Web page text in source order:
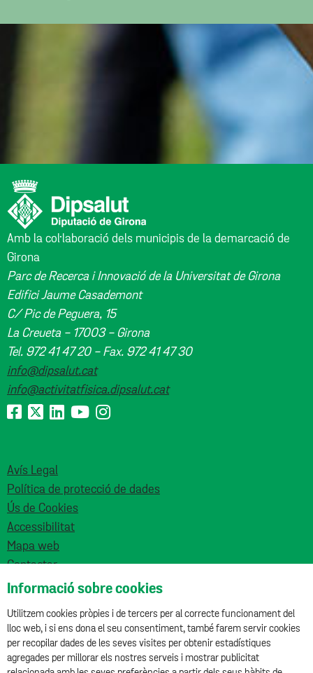
Amb la col·laboració dels municipis de la demarcació de
Girona
Parc de Recerca i Innovació de la Universitat de Girona
Edifici Jaume Casademont
C/ Pic de Peguera, 15
La Creueta - 17003 - Girona
Tel. 972 41 47 20 - Fax. 972 41 47 30
info@dipsalut.cat
info@activitatfisica.dipsalut.cat
Avís Legal
Política de protecció de dades
Ús de Cookies
Accessibilitat
Mapa web
Contactar
Aquesta obra està subjecta a una llicència de
Informació sobre cookies
Utilitzem cookies pròpies i de tercers per al correcte funcionament del
lloc web, i si ens dona el seu consentiment, també farem servir cookies
per recopilar dades de les seves visites per obtenir estadístiques
agregades per millorar els nostres serveis i mostrar publicitat